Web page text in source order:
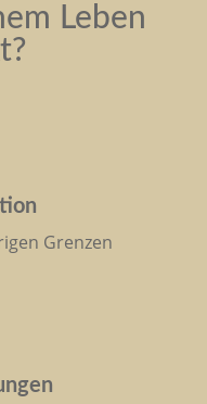
Leben
Grenzen